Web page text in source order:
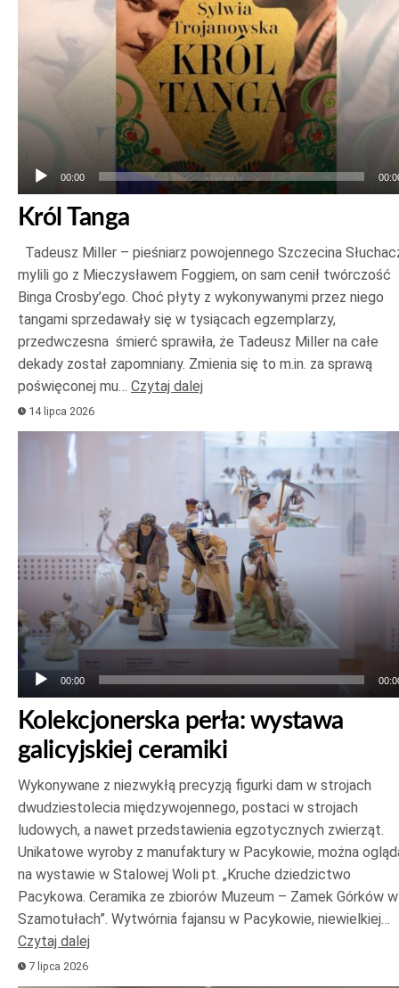
00:00
Król Tanga
Tadeusz Miller – pieśniarz powojennego Szczecina
mylili go z Mieczysławem Foggiem, on sam cenił twórczość
Binga Crosby’ego. Choć płyty z wykonywanymi przez niego
tangami sprzedawały się w tysiącach egzemplarzy,
przedwczesna śmierć sprawiła, że Tadeusz Miller na całe
dekady został zapomniany. Zmienia się to m.in. za sprawą
poświęconej mu… Czytaj dalej
14 lipca 2026
Odtwarzacz
00:00
Kolekcjonerska perła: wystawa
galicyjskiej ceramiki
Wykonywane z niezwykłą precyzją figurki dam w strojach
dwudziestolecia międzywojennego, postaci w strojach
ludowych, a nawet przedstawienia egzotycznych zwierząt.
Unikatowe wyroby z manufaktury w Pacykowie, można
na wystawie w Stalowej Woli pt. „Kruche dziedzictwo
Pacykowa. Ceramika ze zbiorów Muzeum – Zamek Górków w
Szamotułach”. Wytwórnia fajansu w Pacykowie, niewielkiej…
Czytaj dalej
7 lipca 2026